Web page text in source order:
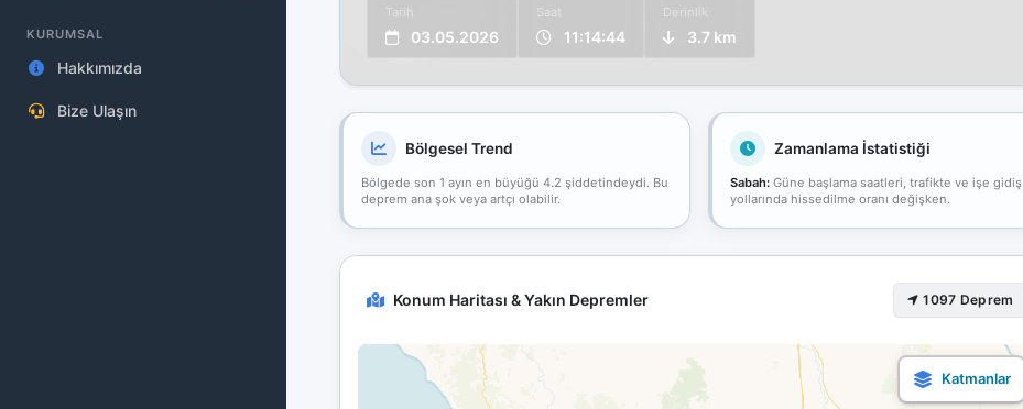
KURUMSAL
Hakkımızda
Bize Ulaşın
Tarih
03.05.2026
Saat
11:14:44
Derinlik
3.7 km
Bölgesel Trend
Bölgede son 1 ayın en büyüğü 4.2 şiddetindeydi. Bu
deprem ana şok veya artçı olabilir.
Zamanlama İstatistiği
Sabah:Güne başlama saatleri, trafikte ve işe gidiş
yollarında hissedilme oranı değişken.
Konum Haritası & Yakın Depremler 1097 Deprem